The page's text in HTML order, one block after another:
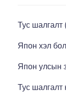
Тус шалгалт
Япон хэл
Япон улсын
Тус шалгалт